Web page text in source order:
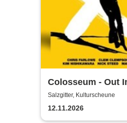
Colosseum - Out
Fields
Salzgitter, Kulturscheune
12.11.2026